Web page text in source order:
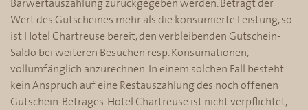
Wert des Gutscheines mehr als die konsumierte Leistung, so
ist Hotel Chartreuse bereit, den verbleibenden Gutschein-
Saldo bei weiteren Besuchen resp. Konsumationen,
vollumfänglich anzurechnen. In einem solchen Fall besteht
kein Anspruch auf eine Restauszahlung des noch offenen
Gutschein-Betrages. Hotel Chartreuse ist nicht verpflichtet,